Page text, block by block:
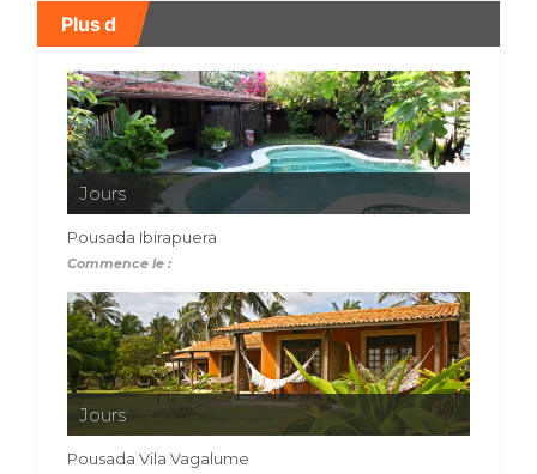
Plus d
Jours
Pousada Ibirapuera
Commence le :
Jours
Pousada Vila Vagalume